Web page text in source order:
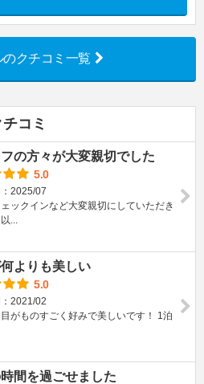
のクチコミ一覧
コミ
の方々が大変親切でした
5.0
2025/07
ックインなど大変親切にしていただき
...
よりも美しい
5.0
2021/02
がものすごく好みで美しいです！ 1泊
間を過ごせました